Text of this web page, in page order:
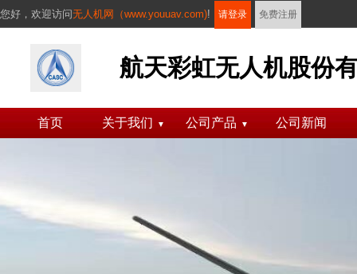
您好， 欢迎访问无人机网（www.youuav.com)! 请登录 免费注册
航天彩虹无人机股份
首页 关于我们 ▼ 公司产品 ▼ 公司新闻